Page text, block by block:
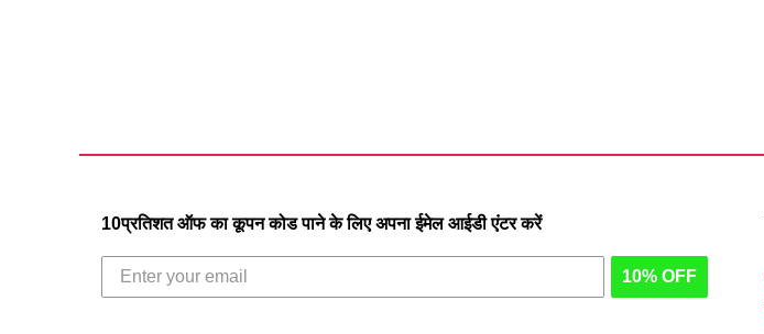
10प्रतिशत ऑफ का कूपन कोड पाने के लिए अपना ईमेल आईडी एंटर करें
10% OFF